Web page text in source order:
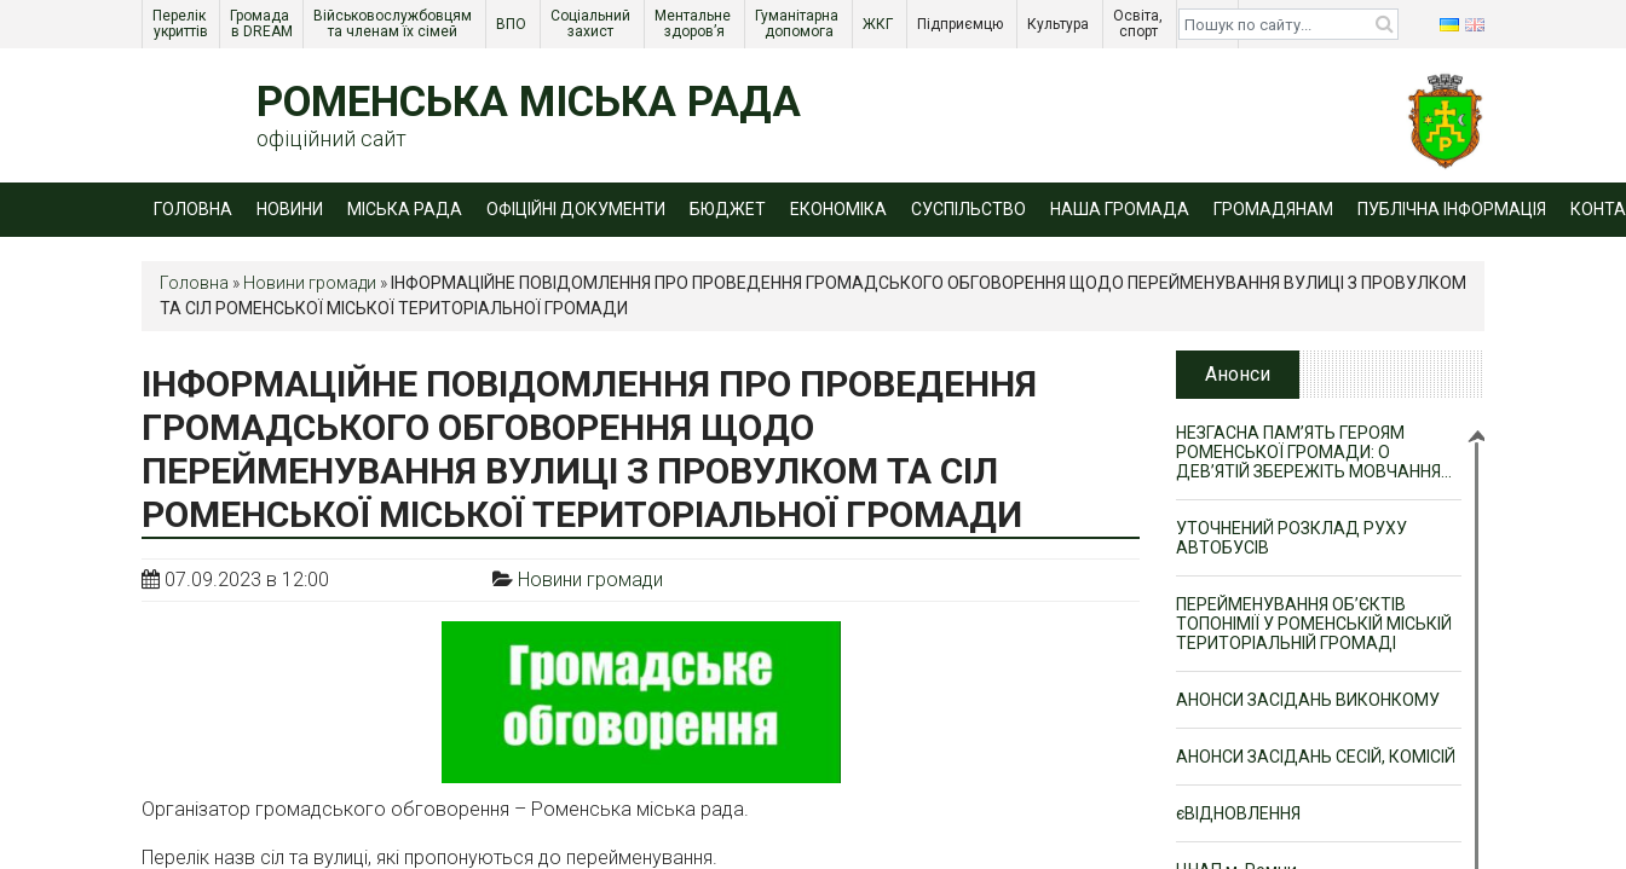
Перелік
укриттів
Громада
в DREAM
Військовослужбовцям
та членам їх сімей
ВПО
Соціальний
захист
Ментальне
здоров’я
Гуманітарна
допомога
ЖКГ Підприємцю Культура
Освіта,
спорт
Діти
війни
РОМЕНСЬКА МІСЬКА РАДА
офіційний сайт
ГОЛОВНА НОВИНИ МІСЬКА РАДА ОФІЦІЙНІ ДОКУМЕНТИ БЮДЖЕТ ЕКОНОМІКА СУСПІЛЬСТВО НАША ГРОМАДА ГРОМАДЯНАМ ПУБЛІЧНА ІНФОРМАЦІЯ
Головна » Новини громади » ІНФОРМАЦІЙНЕ ПОВІДОМЛЕННЯ ПРО ПРОВЕДЕННЯ ГРОМАДСЬКОГО ОБГОВОРЕННЯ ЩОДО ПЕРЕЙМЕНУВАННЯ ВУЛИЦІ З ПРОВУЛКОМ
ТА СІЛ РОМЕНСЬКОЇ МІСЬКОЇ ТЕРИТОРІАЛЬНОЇ ГРОМАДИ
ІНФОРМАЦІЙНЕ ПОВІДОМЛЕННЯ ПРО ПРОВЕДЕННЯ
ГРОМАДСЬКОГО ОБГОВОРЕННЯ ЩОДО
ПЕРЕЙМЕНУВАННЯ ВУЛИЦІ З ПРОВУЛКОМ ТА СІЛ
РОМЕНСЬКОЇ МІСЬКОЇ ТЕРИТОРІАЛЬНОЇ ГРОМАДИ
07.09.2023 в 12:00 Новини громади
Організатор громадського обговорення – Роменська міська рада.
Перелік назв сіл та вулиці, які пропонуються до перейменування.
Анонси
НЕЗГАСНА ПАМ’ЯТЬ ГЕРОЯМ
РОМЕНСЬКОЇ ГРОМАДИ: О
ДЕВ’ЯТІЙ ЗБЕРЕЖІТЬ МОВЧАННЯ…
УТОЧНЕНИЙ РОЗКЛАД РУХУ
АВТОБУСІВ
ПЕРЕЙМЕНУВАННЯ ОБ’ЄКТІВ
ТОПОНІМІЇ У РОМЕНСЬКІЙ МІСЬКІЙ
ТЕРИТОРІАЛЬНІЙ ГРОМАДІ
АНОНСИ ЗАСІДАНЬ ВИКОНКОМУ
АНОНСИ ЗАСІДАНЬ СЕСІЙ, КОМІСІЙ
єВІДНОВЛЕННЯ